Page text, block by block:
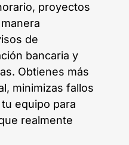
proyectos
de
bancaria y
Obtienes más
minimizas fallos
equipo para
realmente